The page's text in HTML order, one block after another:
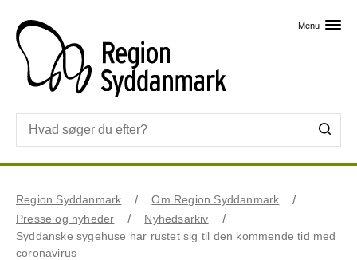
Menu
Region Syddanmark
Om Region Syddanmark
Presse og nyheder
Nyhedsarkiv
Syddanske sygehuse har rustet sig til den kommende tid med
coronavirus